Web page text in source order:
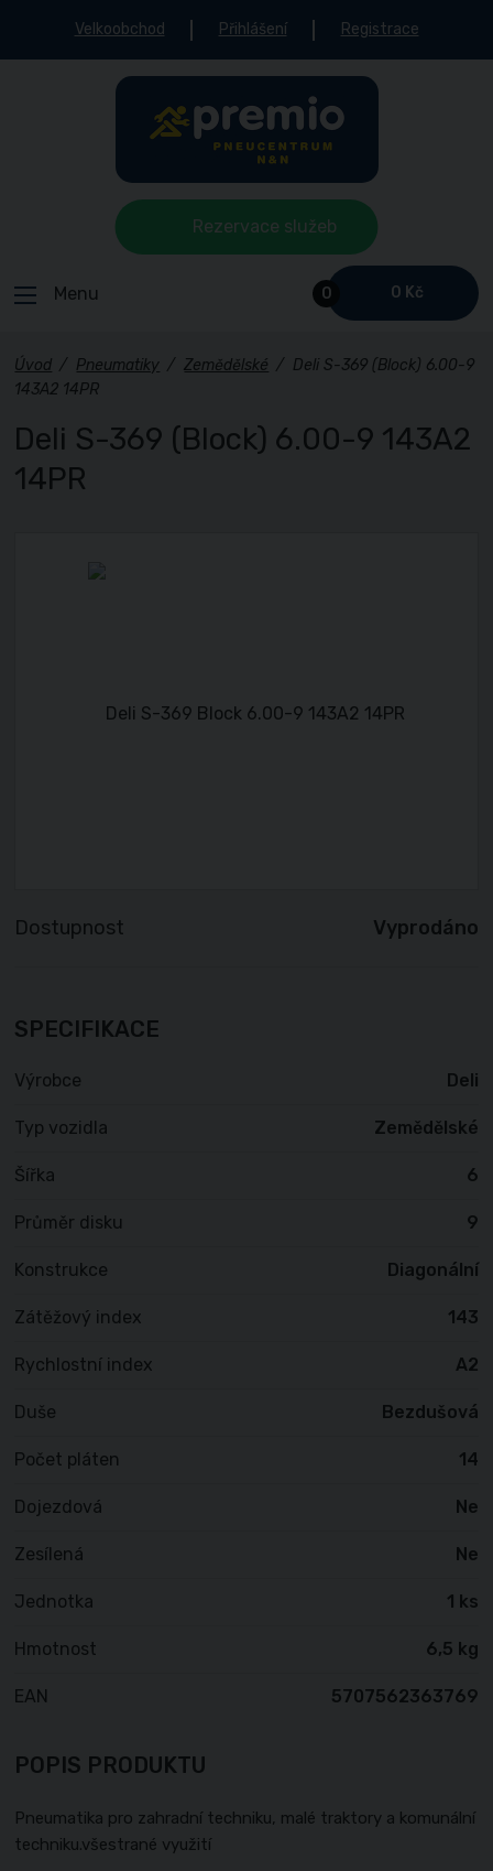
Velkoobchod Přihlášení Registrace
0 0 Kč
Menu
Rezervace služeb
Úvod / Pneumatiky / Zemědělské / Deli S-369 (Block) 6.00-9
143A2 14PR
Deli S-369 (Block) 6.00-9 143A2
14PR
Dostupnost Vyprodáno
SPECIFIKACE
Výrobce Deli
Typ vozidla Zemědělské
Šířka 6
Průměr disku 9
Konstrukce Diagonální
Zátěžový index 143
Rychlostní index A2
Duše Bezdušová
Počet pláten 14
Dojezdová Ne
Zesílená Ne
Jednotka 1 ks
Hmotnost 6,5 kg
EAN 5707562363769
POPIS PRODUKTU
Pneumatika pro zahradní techniku, malé traktory a komunální
techniku.všestrané využití